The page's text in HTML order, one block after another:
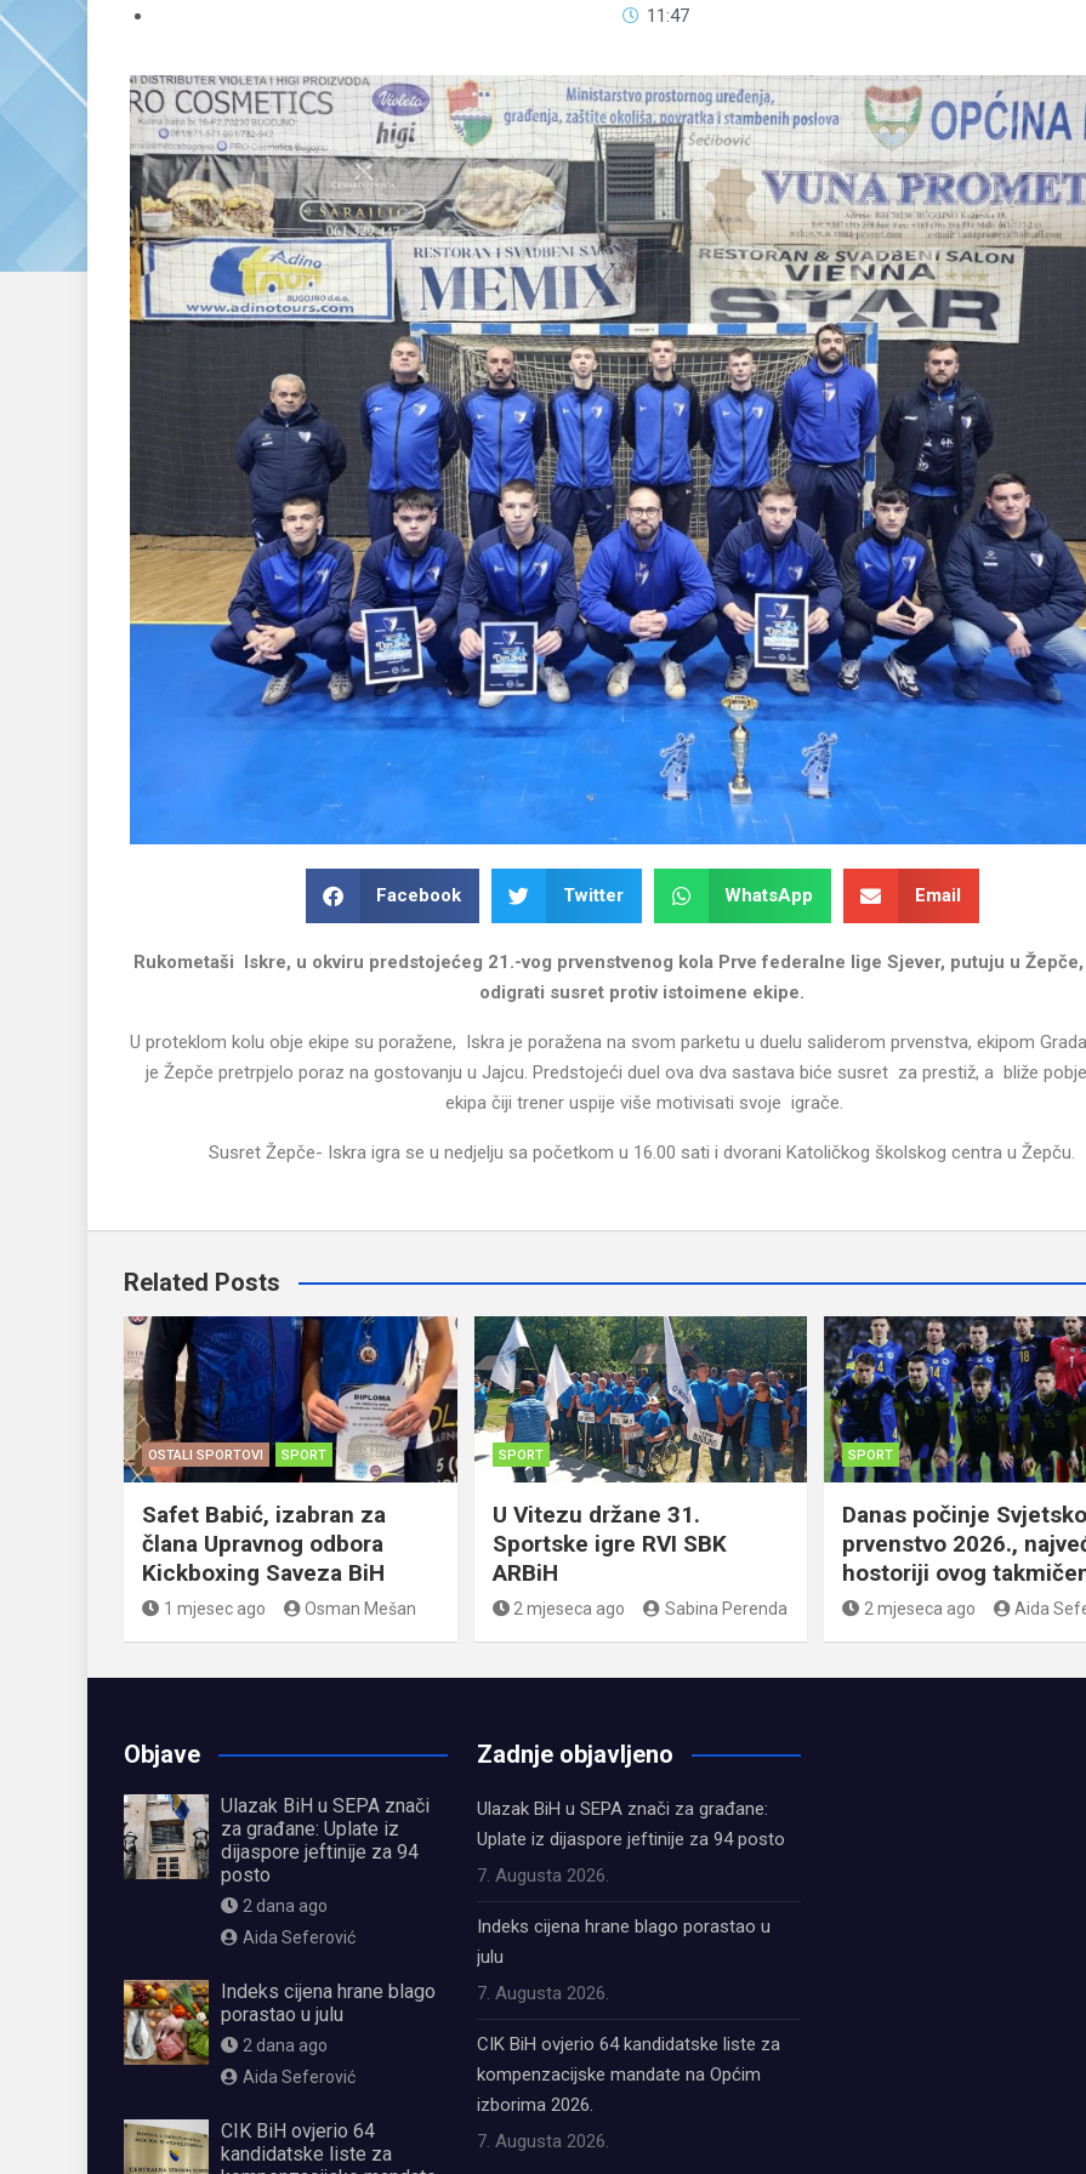
11:47
Facebook Twitter WhatsApp Email
Rukometaši Iskre, u okviru predstojećeg 21.-vog prvenstvenog kola Prve federalne lige Sjever, putuju u
odigrati susret protiv istoimene ekipe.
U proteklom kolu obje ekipe su poražene, Iskra je poražena na svom parketu u duelu saliderom prvenstva, ekipom
je Žepče pretrpjelo poraz na gostovanju u Jajcu. Predstojeći duel ova dva sastava biće susret za prestiž, a bliže
ekipa čiji trener uspije više motivisati svoje igrače.
Susret Žepče- Iskra igra se u nedjelju sa početkom u 16.00 sati i dvorani Katoličkog školskog centra u Žepču.
Related Posts
OSTALI SPORTOVI SPORT
Safet Babić, izabran za
člana Upravnog odbora
Kickboxing Saveza BiH
1 mjesec ago Osman Mešan
SPORT
U Vitezu držane 31.
Sportske igre RVI SBK
ARBiH
2 mjeseca ago Sabina Perenda
SPORT
Danas počinje Svjetsko
prvenstvo 2026.,
hostoriji ovog
2 mjeseca ago Aida
Objave
Ulazak BiH u SEPA znači
za građane: Uplate iz
dijaspore jeftinije za 94
posto
2 dana ago
Aida Seferović
Indeks cijena hrane blago
porastao u julu
2 dana ago
Aida Seferović
CIK BiH ovjerio 64
kandidatske liste za
Zadnje objavljeno
Ulazak BiH u SEPA znači za građane:
Uplate iz dijaspore jeftinije za 94 posto
7. Augusta 2026.
Indeks cijena hrane blago porastao u
julu
7. Augusta 2026.
CIK BiH ovjerio 64 kandidatske liste za
kompenzacijske mandate na Općim
izborima 2026.
7. Augusta 2026.